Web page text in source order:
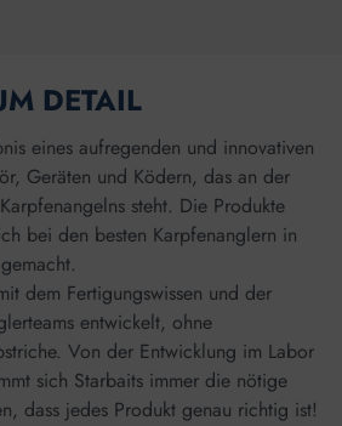
DETAIL
eines aufregenden und innovativen
Geräten und Ködern, das an der
steht. Die Produkte
bei den besten Karpfenanglern in
dem Fertigungswissen und der
entwickelt, ohne
Von der Entwicklung im Labor
sich Starbaits immer die nötige
dass jedes Produkt genau richtig ist!